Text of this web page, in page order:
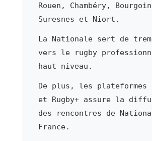
Rouen, Chambéry,
Suresnes et Niort.
La Nationale sert de
vers le rugby
haut niveau.
De plus, les plateformes
et Rugby+ assure la
des rencontres de
France.